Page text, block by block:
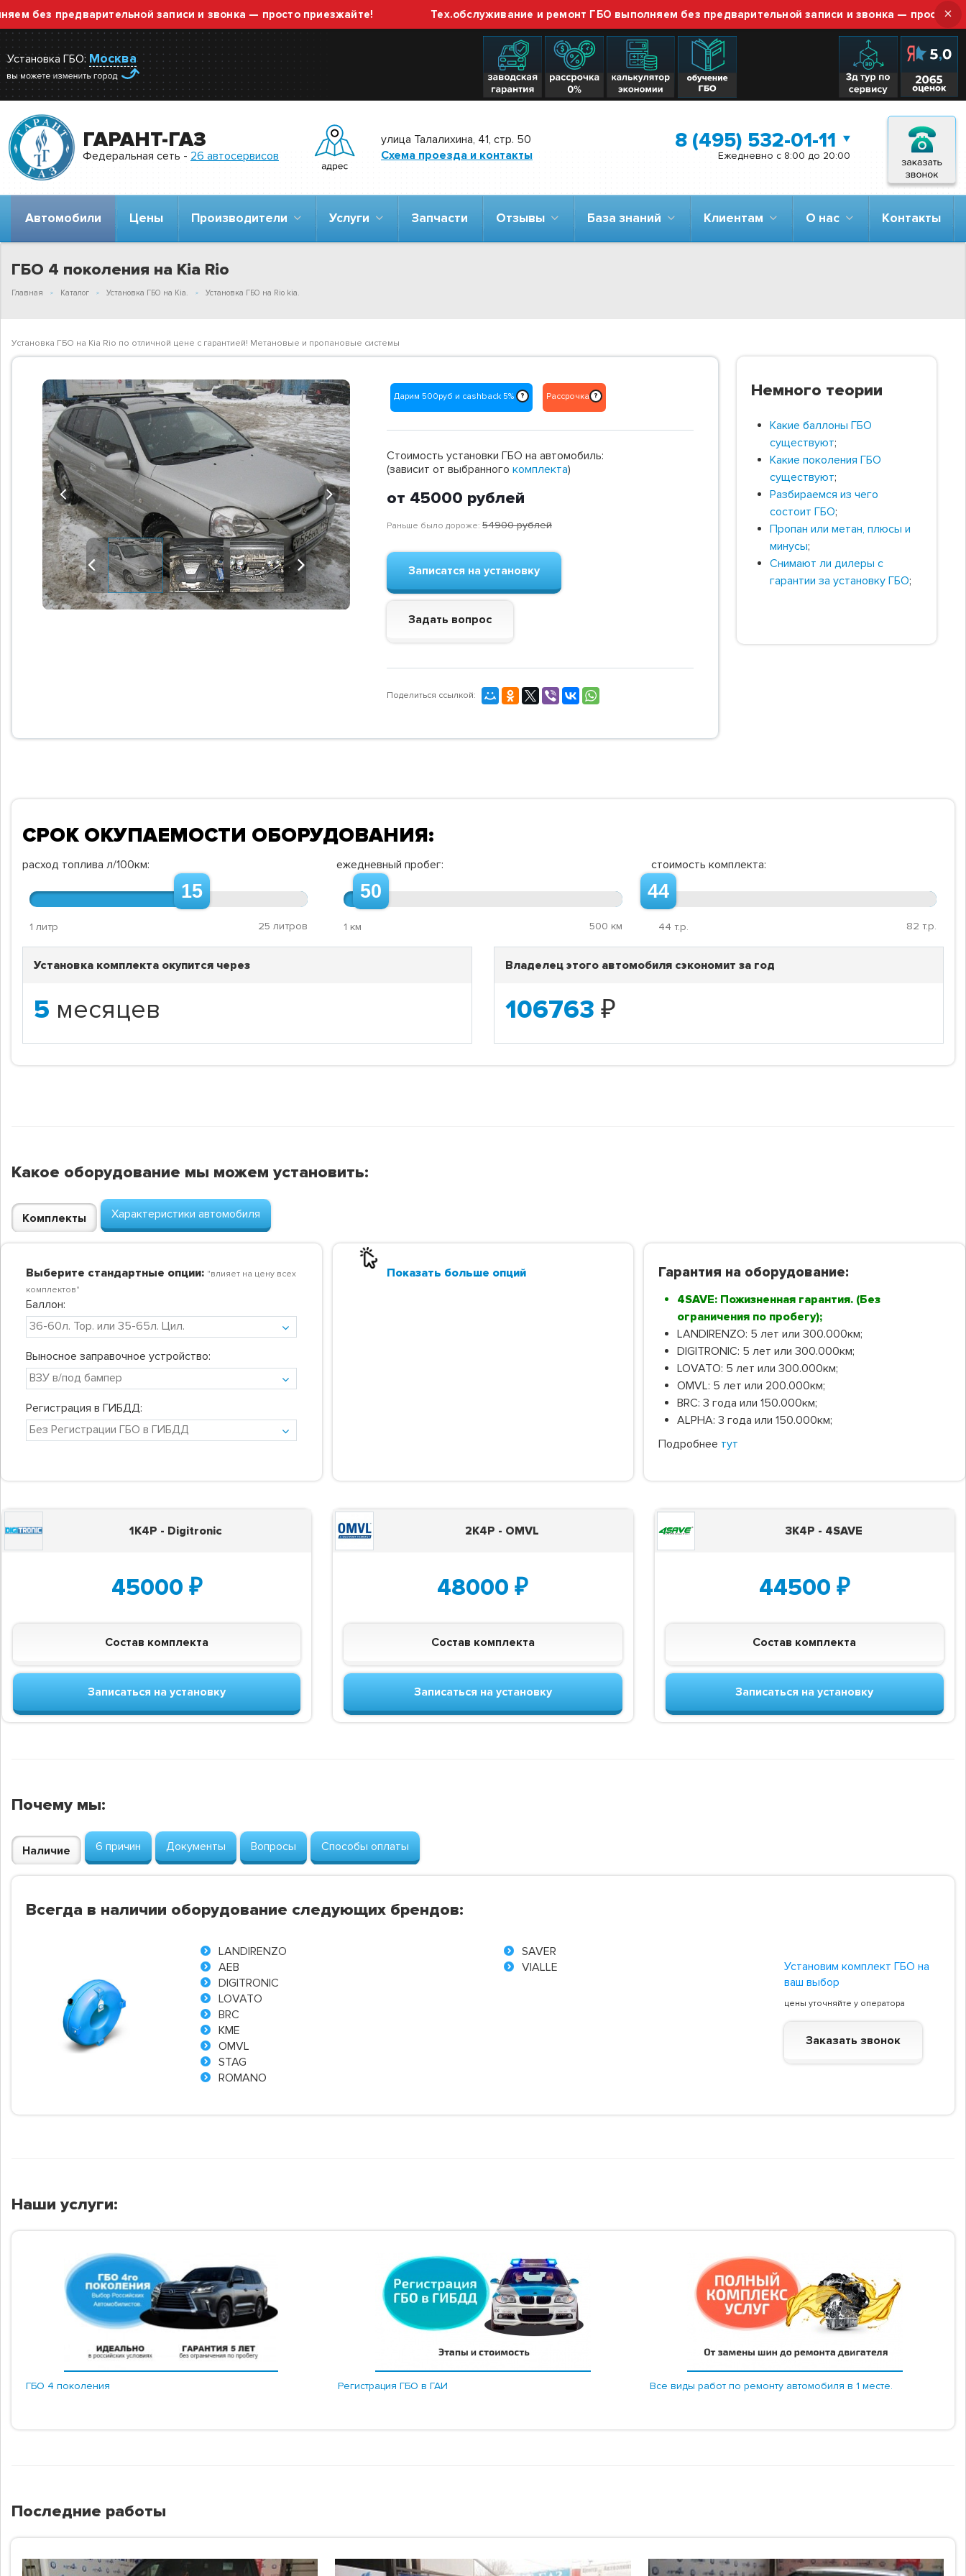
предварительной записи и звонка — просто приезжайте! Тех.обслуживание и ремонт ГБО выполняем без предварительной записи и звонка — просто ×
Установка ГБО: Москва
ГАРАНТ-ГАЗ
Федеральная сеть - 26 автосервисов
улица Талалихина, 41, стр. 50
Схема проезда и контакты
8 (495) 532-01-11
Ежедневно с 8:00 до 20:00
Автомобили Цены Производители Услуги Запчасти Отзывы База знаний Клиентам О нас Контакты
ГБО 4 поколения на Kia Rio
Главная Каталог Установка ГБО на Kia. Установка ГБО на Rio kia.
Установка ГБО на Kia Rio по отличной цене с гарантией! Метановые и пропановые системы
Previous Next
Previous Next
Дарим 500руб и cashback 5% ? Рассрочка ?
Стоимость установки ГБО на автомобиль:
(зависит от выбранного комплекта)
от 45000 рублей
Раньше было дороже: 54900рублей
Записатся на установку
Задать вопрос
Поделиться ссылкой:
Немного теории
Какие баллоны ГБО
существуют;
Какие поколения ГБО
существуют;
Разбираемся из чего
состоит ГБО;
Пропан или метан, плюсы и
минусы;
Снимают ли дилеры с
гарантии за установку ГБО;
СРОК ОКУПАЕМОСТИ ОБОРУДОВАНИЯ:
расход топлива л/100км:
15
1 литр 25 литров
ежедневный пробег:
50
1 км 500 км
стоимость комплекта:
44
44 т.р. 82 т.р.
Установка комплекта окупится через
5 месяцев
Владелец этого автомобиля сэкономит за год
106763 ₽
Какое оборудование мы можем установить:
Комплекты Характеристики автомобиля
Выберите стандартные опции: "влияет на цену всех
комплектов"
Баллон:
Выносное заправочное устройство:
Регистрация в ГИБДД:
Показать больше опций Гарантия на оборудование:
4SAVE: Пожизненная гарантия. (Без
ограничения по пробегу);
LANDIRENZO: 5 лет или 300.000км;
DIGITRONIC: 5 лет или 300.000км;
LOVATO: 5 лет или 300.000км;
OMVL: 5 лет или 200.000км;
BRC: 3 года или 150.000км;
ALPHA: 3 года или 150.000км;
Подробнее тут
1K4P - Digitronic
45000 ₽
Состав комплекта
Записаться на установку
2K4P - OMVL
48000 ₽
Состав комплекта
Записаться на установку
3K4P - 4SAVE
44500 ₽
Состав комплекта
Записаться на установку
Почему мы:
Наличие 6 причин Документы Вопросы Способы оплаты
Всегда в наличии оборудование следующих брендов:
LANDIRENZO
AEB
DIGITRONIC
LOVATO
BRC
KME
OMVL
STAG
ROMANO
SAVER
VIALLE
Установим комплект ГБО на
ваш выбор
цены уточняйте у оператора
Заказать звонок
Наши услуги:
ГБО 4 поколения Регистрация ГБО в ГАИ Все виды работ по ремонту автомобиля в 1 месте.
Последние работы